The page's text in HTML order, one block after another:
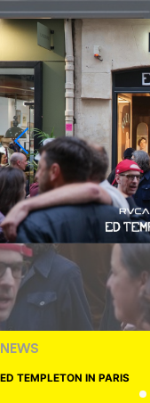
NEWS
ED TEMPLETON IN PARIS